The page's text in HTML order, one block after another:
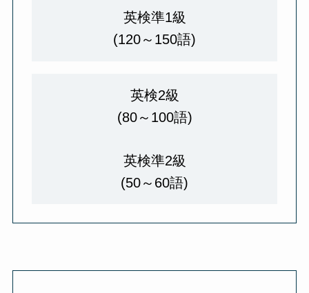
英検準1級
(120～150語)
英検2級
(80～100語)
英検準2級
(50～60語)